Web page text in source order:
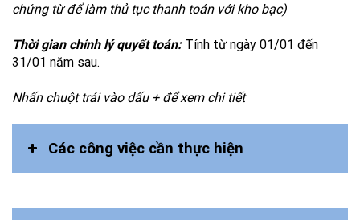
chứng từ để làm thủ tục thanh toán với kho bạc)
Thời gian chỉnh lý quyết toán: Tính từ ngày 01/01 đến
31/01 năm sau.
Nhấn chuột trái vào dấu + để xem chi tiết
Các công việc cần thực hiện